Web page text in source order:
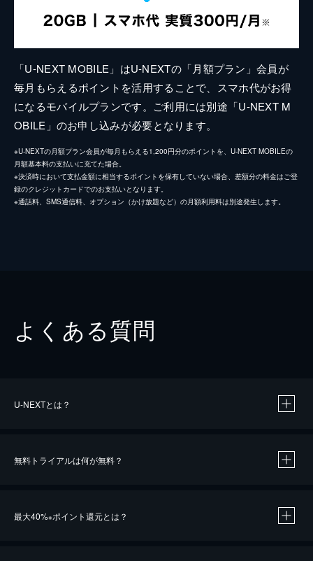
「U-NEXT MOBILE」はU-NEXTの「月額プラン」会員が
毎月もらえるポイントを活用することで、スマホ代がお得
になるモバイルプランです。ご利用には別途「U-NEXT M
OBILE」のお申し込みが必要となります。
※U-NEXTの月額プラン会員が毎月もらえる1,200円分のポイントを、U-NEXT MOBILEの
月額基本料の支払いに充てた場合。
※決済時において支払金額に相当するポイントを保有していない場合、差額分の料金はご登
録のクレジットカードでのお支払いとなります。
※通話料、SMS通信料、オプション（かけ放題など）の月額利用料は別途発生します。
よくある質問
U-NEXTとは？
無料トライアルは何が無料？
最大40%※ポイント還元とは？